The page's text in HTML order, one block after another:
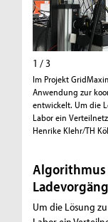
1 / 3
Im Projekt
Anwendung zur
entwickelt. Um die
Labor ein
Henrike Klehr/TH
Um die Lösung